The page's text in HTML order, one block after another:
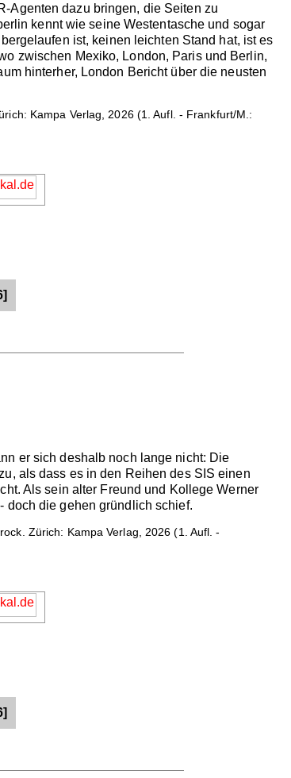
Agenten dazu bringen, die Seiten zu
kennt wie seine Westentasche und sogar
ist, keinen leichten Stand hat, ist es
zwischen Mexiko, London, Paris und Berlin,
hinterher, London Bericht über die neusten
Kampa Verlag, 2026 (1. Aufl. - Frankfurt/M.:
er sich deshalb noch lange nicht: Die
als dass es in den Reihen des SIS einen
Als sein alter Freund und Kollege Werner
doch die gehen gründlich schief.
Zürich: Kampa Verlag, 2026 (1. Aufl. -